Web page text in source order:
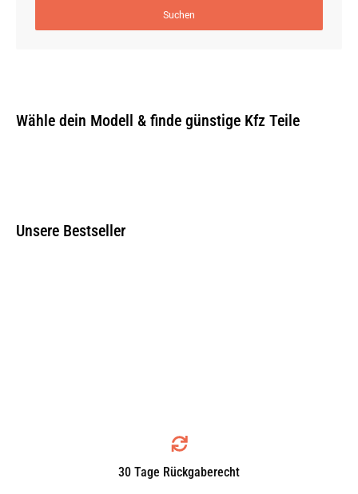
Suchen
Wähle dein Modell & finde günstige Kfz Teile
Unsere Bestseller
30 Tage Rückgaberecht